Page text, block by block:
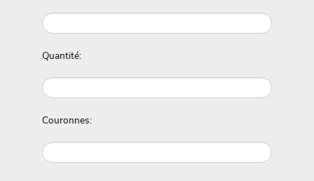
Quantité:
Couronnes: